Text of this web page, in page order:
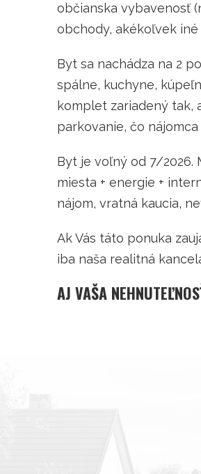
občianska vybavenosť
obchody, akékoľvek
Byt sa nachádza na 2
spálne, kuchyne,
komplet zariadený tak,
parkovanie, čo
Byt je voľný od 7/2026.
miesta + energie +
nájom, vratná kaucia,
Ak Vás táto ponuka
iba naša realitná
AJ VAŠA